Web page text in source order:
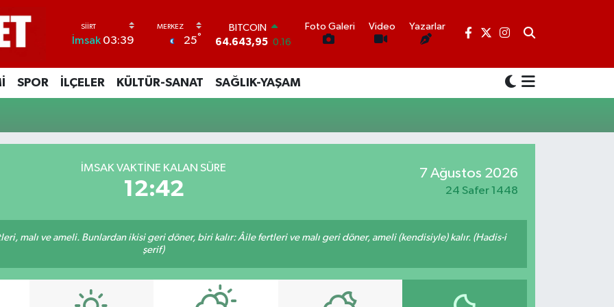
İmsak03:39 25°
BITCOIN
64.643,95 0.16
47,6006 0.06
EURO
55,0250 0.02
GRAM ALTIN
Foto Galeri Video Yazarlar
SPOR İLÇELER KÜLTÜR-SANAT SAĞLIK-YAŞAM
İMSAK VAKTINE KALAN SÜRE
12:41
7 Ağustos 2026
24 Safer 1448
malı ve ameli. Bunlardan ikisi geri döner, biri kalır: Âile fertleri ve malı geri döner, ameli (kendisiyle) kalır. (Hadis-i
şerif)